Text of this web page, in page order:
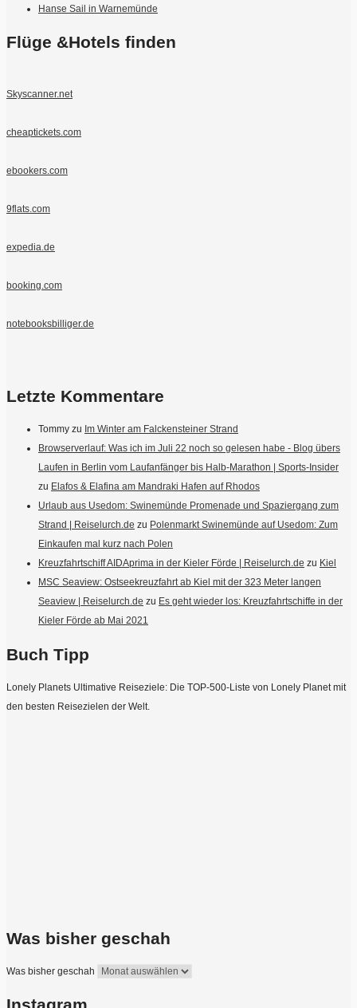
Hanse Sail in Warnemünde
Flüge &Hotels finden
Skyscanner.net
cheaptickets.com
ebookers.com
9flats.com
expedia.de
booking.com
notebooksbilliger.de
Letzte Kommentare
Tommy zu Im Winter am Falckensteiner Strand
Browserverlauf: Was ich im Juli 22 noch so gelesen habe - Blog übers
Laufen in Berlin vom Laufanfänger bis Halb-Marathon | Sports-Insider
zu Elafos & Elafina am Mandraki Hafen auf Rhodos
Urlaub aus Usedom: Swinemünde Promenade und Spaziergang zum
Strand | Reiselurch.de zu Polenmarkt Swinemünde auf Usedom: Zum
Einkaufen mal kurz nach Polen
Kreuzfahrtschiff AIDAprima in der Kieler Förde | Reiselurch.de zu Kiel
MSC Seaview: Ostseekreuzfahrt ab Kiel mit der 323 Meter langen
Seaview | Reiselurch.de zu Es geht wieder los: Kreuzfahrtschiffe in der
Kieler Förde ab Mai 2021
Buch Tipp
Lonely Planets Ultimative Reiseziele: Die TOP-500-Liste von Lonely Planet mit
den besten Reisezielen der Welt.
Was bisher geschah
Was bisher geschah